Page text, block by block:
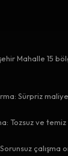
Mahalle 15
Sürpriz
Tozsuz ve temiz
çalışma